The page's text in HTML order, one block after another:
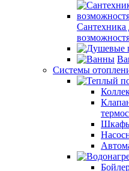
Системы
Шкафы